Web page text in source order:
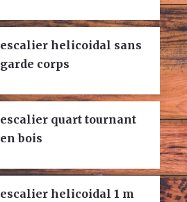
escalier helicoidal sans
garde corps
escalier quart tournant
en bois
escalier helicoidal 1 m